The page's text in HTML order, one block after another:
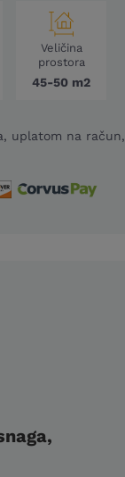
Veličina
prostora
45-50 m2
uplatom na račun,